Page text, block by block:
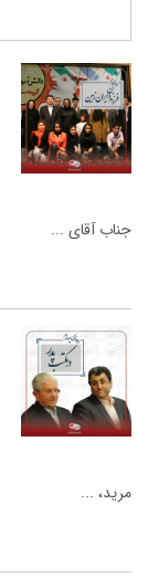
جناب آقای ...
مرید، ...